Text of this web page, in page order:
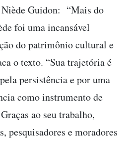
Niède Guidon: “Mais do
foi uma incansável
do patrimônio cultural e
o texto. “Sua trajetória é
persistência e por uma
como instrumento de
ao seu trabalho,
pesquisadores e moradores